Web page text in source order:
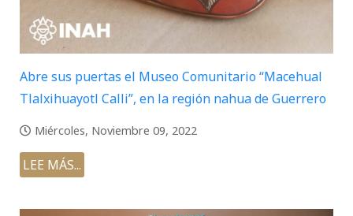
Abre sus puertas el Museo Comunitario “Macehual
Tlalxihuayotl Calli”, en la región nahua de Guerrero
Miércoles, Noviembre 09, 2022
LEE MÁS...